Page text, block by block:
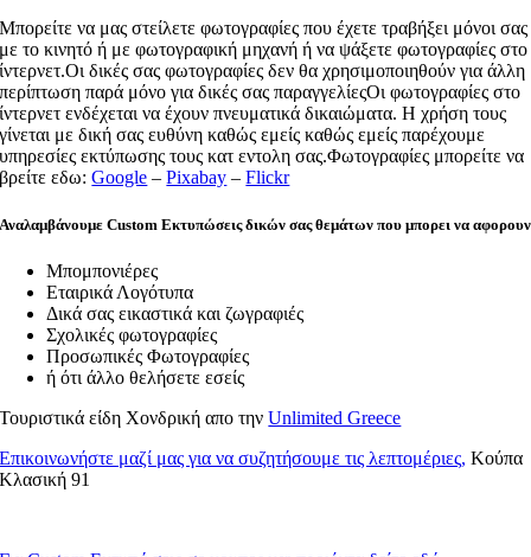
Μπορείτε να μας στείλετε φωτογραφίες που έχετε τραβήξει μόνοι σας
με το κινητό ή με φωτογραφική μηχανή ή να ψάξετε φωτογραφίες στο
ίντερνετ.Οι δικές σας φωτογραφίες δεν θα χρησιμοποιηθούν για άλλη
περίπτωση παρά μόνο για δικές σας παραγγελίεςΟι φωτογραφίες στο
ίντερνετ ενδέχεται να έχουν πνευματικά δικαιώματα. Η χρήση τους
γίνεται με δική σας ευθύνη καθώς εμείς καθώς εμείς παρέχουμε
υπηρεσίες εκτύπωσης τους κατ εντολη σας.Φωτογραφίες μπορείτε να
βρείτε εδω:Google –Pixabay –Flickr
Αναλαμβάνουμε Custom Εκτυπώσεις δικών σας θεμάτων που μπορει να αφορουν
Μπομπονιέρες
Εταιρικά Λογότυπα
Δικά σας εικαστικά και ζωγραφιές
Σχολικές φωτογραφίες
Προσωπικές Φωτογραφίες
ή ότι άλλο θελήσετε εσείς
Τουριστικά είδη Χονδρική απο τηνUnlimited Greece
Επικοινωνήστε μαζί μας για να συζητήσουμε τις λεπτομέριες, Κούπα
Κλασική 91